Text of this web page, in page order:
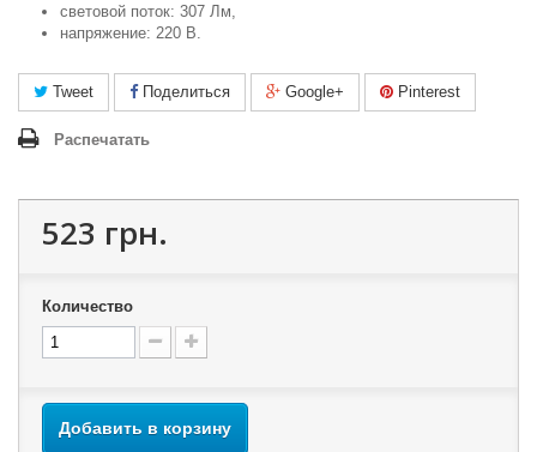
световой поток: 307 Лм,
напряжение: 220 В.
Tweet Поделиться Google+ Pinterest
Распечатать
523 грн.
Количество
Добавить в корзину